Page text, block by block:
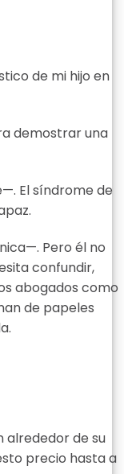
de mi hijo en
demostrar una
El síndrome de
Pero él no
confundir,
abogados como
de papeles
alrededor de su
precio hasta a